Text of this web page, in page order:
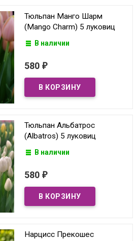
Тюльпан Манго Шарм
(Mango Charm) 5 луковиц
В наличии
580 ₽
Тюльпан Альбатрос
(Albatros) 5 луковиц
В наличии
580 ₽
Нарцисс Прекошес